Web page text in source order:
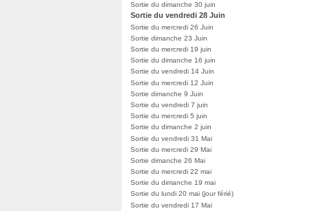
Sortie du dimanche 30 juin
Sortie du vendredi 28 Juin
Sortie du mercredi 26 Juin
Sortie dimanche 23 Juin
Sortie du mercredi 19 juin
Sortie du dimanche 16 juin
Sortie du vendredi 14 Juin
Sortie du mercredi 12 Juin
Sortie dimanche 9 Juin
Sortie du vendredi 7 juin
Sortie du mercredi 5 juin
Sortie du dimanche 2 juin
Sortie du vendredi 31 Mai
Sortie du mercredi 29 Mai
Sortie dimanche 26 Mai
Sortie du mercredi 22 mai
Sortie du dimanche 19 mai
Sortie du lundi 20 mai (jour férié)
Sortie du vendredi 17 Mai